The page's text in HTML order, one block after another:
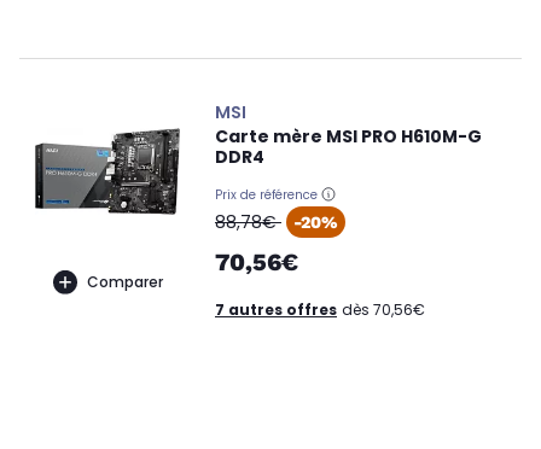
Comparer
MSI
Carte mère MSI PRO H610M-G
DDR4
Prix de référence
oldPrice
88,78€ -20%
70,56€
7 autres offres dès 70,56€